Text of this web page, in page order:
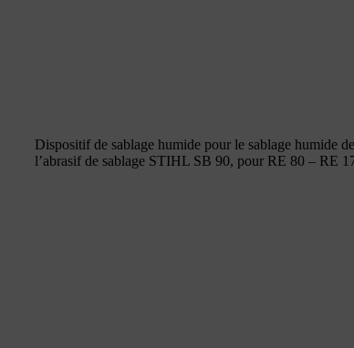
Dispositif de sablage humide pour le sablage humide
l’abrasif de sablage STIHL SB 90, pour RE 80 – RE